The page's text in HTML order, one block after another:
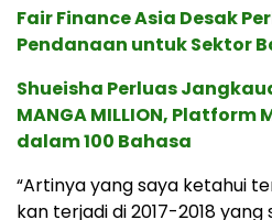
Fair Finance Asia Desak
Pendanaan untuk Sektor
Shueisha Perluas
MANGA MILLION,
dalam 100 Bahasa
“Artinya yang saya ketahui
kan terjadi di 2017-2018